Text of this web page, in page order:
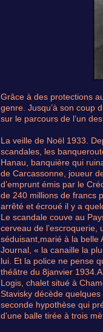
Grâce à des protections
genre. Jusqu’à son coup
sur le parcours de l’un
La veille de Noël 1933.
scandales, les
Hanau, banquière qui
de Carcassonne, joueur
d’emprunt émis par le
de 240 millions de francs
arrêté et écroué il y a
Le scandale couve au
cerveau de l’escroquerie,
séduisant,marié à la belle
Journal, « la canaille la
lui. Et la police ne pense
théâtre du 8janvier
Logis, chalet situé à
Stavisky décède
seconde hypothèse qui
d’une balle tirée à trois